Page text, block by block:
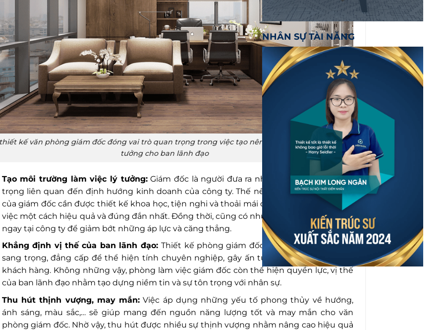
kế văn phòng giám đốc đóng vai trò quan trọng trong việc tạo nên môi trường làm việc lý
tưởng cho ban lãnh đạo
Tạo môi trường làm việc lý tưởng:Giám đốc là người đưa ra những quyết định quan
trọng liên quan đến định hướng kinh doanh của công ty. Thế nên, văn phòng làm việc
của giám đốc cần được thiết kế khoa học, tiện nghi và thoải mái để giám đốc xử lý công
việc một cách hiệu quả và đúng đắn nhất. Đồng thời, cũng có những giây phút thư giãn
ngay tại công ty để giảm bớt những áp lực và căng thẳng.
Khẳng định vị thế của ban lãnh đạo:Thiết kế phòng giám đốc cần thể hiện được sự
sang trọng, đẳng cấp để thể hiện tính chuyên nghiệp, gây ấn tượng tốt với đối tác và
khách hàng. Không những vậy, phòng làm việc giám đốc còn thể hiện quyền lực, vị thế
của ban lãnh đạo nhằm tạo dựng niềm tin và sự tôn trọng với nhân sự.
Thu hút thịnh vượng, may mắn: Việc áp dụng những yếu tố phong thủy về hướng,
ánh sáng, màu sắc,… sẽ giúp mang đến nguồn năng lượng tốt và may mắn cho văn
phòng giám đốc. Nhờ vậy, thu hút được nhiều sự thịnh vượng nhằm nâng cao hiệu quả
NHÂN SỰ TÀI NĂNG